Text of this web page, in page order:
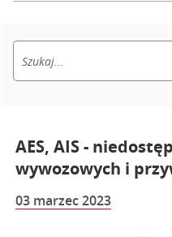
AES, AIS -
wywozowych i
03 marzec 2023